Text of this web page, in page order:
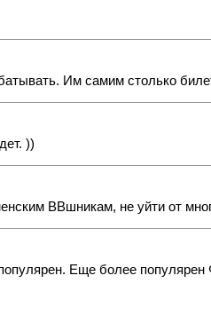
Им самим столько
))
ВВшникам, не уйти от
Еще более популярен